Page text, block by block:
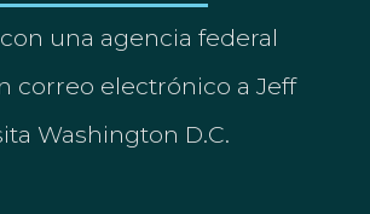
una agencia federal
correo electrónico a Jeff
Washington D.C.